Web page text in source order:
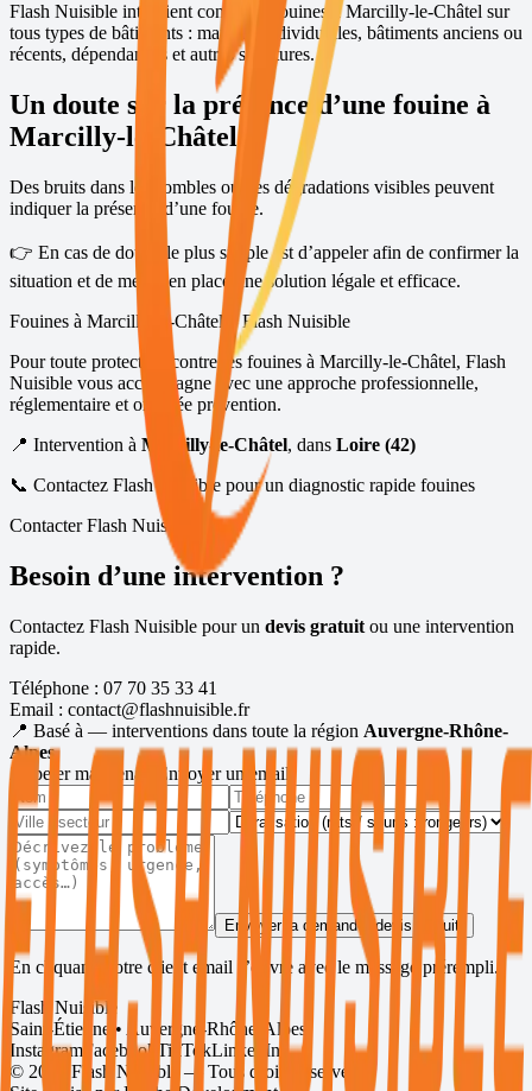
Flash Nuisible intervient contre les fouines àMarcilly-le-Châtel sur
tous types de bâtiments : maisons individuelles, bâtiments anciens ou
récents, dépendances et autres structures.
Un doute sur la présence d’une fouine à
Marcilly-le-Châtel?
Des bruits dans les combles ou des dégradations visibles peuvent
indiquer la présence d’une fouine.
👉 En cas de doute, le plus simple est d’appeler afin de confirmer la
situation et de mettre en place une solution légale et efficace.
Fouines à Marcilly-le-Châtel – Flash Nuisible
Pour toute protection contre les fouines à Marcilly-le-Châtel, Flash
Nuisible vous accompagne avec une approche professionnelle,
réglementaire et orientée prévention.
📍 Intervention à Marcilly-le-Châtel, dans Loire (42)
📞 Contactez Flash Nuisible pour un diagnostic rapide fouines
Contacter Flash Nuisible
Besoin d’une intervention ?
Contactez Flash Nuisible pour un devis gratuit ou une intervention
rapide.
Téléphone : 07 70 35 33 41
Email : contact@flashnuisible.fr
📍 Basé à — interventions dans toute la région Auvergne-Rhône-
Alpes.
Appeler maintenant
Envoyer un email
Envoyer la demande (devis gratuit)
En cliquant, votre client email s’ouvre avec le message prérempli.
Flash Nuisible
Saint-Étienne • Auvergne-Rhône-Alpes
Instagram Facebook TikTokLinkedIn
© 2026
Flash Nuisible — Tous droits réservés.